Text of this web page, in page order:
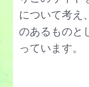
配慮に欠け
励ます言葉,
話し方のト
について考え
のあるものと
っています。